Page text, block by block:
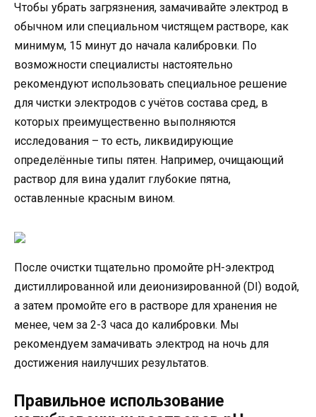
Чтобы убрать загрязнения, замачивайте электрод в
обычном или специальном чистящем растворе, как
минимум, 15 минут до начала калибровки. По
возможности специалисты настоятельно
рекомендуют использовать специальное решение
для чистки электродов с учётов состава сред, в
которых преимущественно выполняются
исследования – то есть, ликвидирующие
определённые типы пятен. Например, очищающий
раствор для вина удалит глубокие пятна,
оставленные красным вином.
После очистки тщательно промойте pH-электрод
дистиллированной или деионизированной (DI) водой,
а затем промойте его в растворе для хранения не
менее, чем за 2-3 часа до калибровки. Мы
рекомендуем замачивать электрод на ночь для
достижения наилучших результатов.
Правильное использование